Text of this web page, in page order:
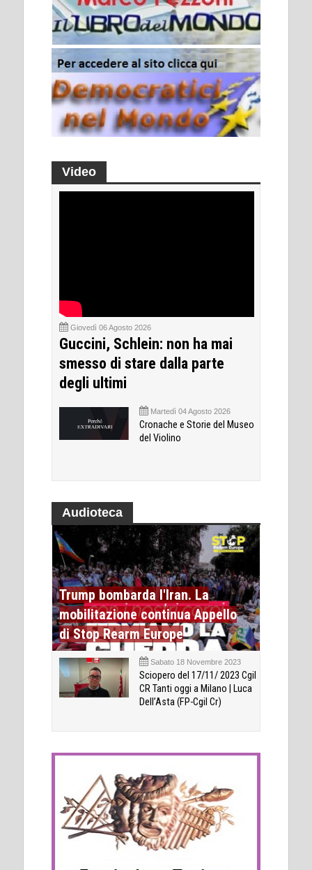
Video
Giovedì 06 Agosto 2026
Guccini, Schlein: non ha mai
smesso di stare dalla parte
degli ultimi
Martedì 04 Agosto 2026
Cronache e Storie del Museo
del Violino
Audioteca
Trump bombarda l'Iran. La
mobilitazione continua Appello
di Stop Rearm Europe
Sabato 18 Novembre 2023
Sciopero del 17/11/ 2023 Cgil
CR Tanti oggi a Milano | Luca
Dell’Asta (FP-Cgil Cr)